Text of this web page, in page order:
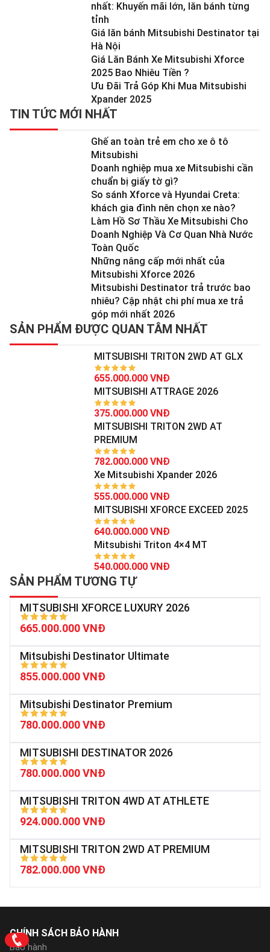
nhất: Khuyến mãi lớn, lăn bánh từng
tỉnh
Giá lăn bánh Mitsubishi Destinator tại
Hà Nội
Giá Lăn Bánh Xe Mitsubishi Xforce
2025 Bao Nhiêu Tiền ?
Ưu Đãi Trả Góp Khi Mua Mitsubishi
Xpander 2025
TIN TỨC MỚI NHẤT
Ghế an toàn trẻ em cho xe ô tô
Mitsubishi
Doanh nghiệp mua xe Mitsubishi cần
chuẩn bị giấy tờ gì?
So sánh Xforce và Hyundai Creta:
khách gia đình nên chọn xe nào?
Làm Hồ Sơ Thầu Xe Mitsubishi Cho
Doanh Nghiệp Và Cơ Quan Nhà Nước
Toàn Quốc
Những nâng cấp mới nhất của
Mitsubishi Xforce 2026
Mitsubishi Destinator trả trước bao
nhiêu? Cập nhật chi phí mua xe trả
góp mới nhất 2026
SẢN PHẨM ĐƯỢC QUAN TÂM NHẤT
MITSUBISHI TRITON 2WD AT GLX
655.000.000 VNĐ
MITSUBISHI ATTRAGE 2026
375.000.000 VNĐ
MITSUBISHI TRITON 2WD AT
PREMIUM
782.000.000 VNĐ
Xe Mitsubishi Xpander 2026
555.000.000 VNĐ
MITSUBISHI XFORCE EXCEED 2025
640.000.000 VNĐ
Mitsubishi Triton 4×4 MT
540.000.000 VNĐ
SẢN PHẨM TƯƠNG TỰ
MITSUBISHI XFORCE LUXURY 2026
665.000.000 VNĐ
Mitsubishi Destinator Ultimate
855.000.000 VNĐ
Mitsubishi Destinator Premium
780.000.000 VNĐ
MITSUBISHI DESTINATOR 2026
780.000.000 VNĐ
MITSUBISHI TRITON 4WD AT ATHLETE
924.000.000 VNĐ
MITSUBISHI TRITON 2WD AT PREMIUM
782.000.000 VNĐ
CHÍNH SÁCH BẢO HÀNH
Bảo hành